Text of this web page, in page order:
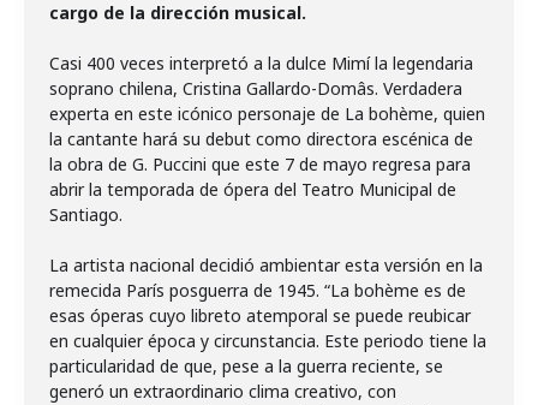
cargo de la dirección musical.
Casi 400 veces interpretó a la dulce Mimí la legendaria
soprano chilena, Cristina Gallardo-Domâs. Verdadera
experta en este icónico personaje de La bohème, quien
la cantante hará su debut como directora escénica de
la obra de G. Puccini que este 7 de mayo regresa para
abrir la temporada de ópera del Teatro Municipal de
Santiago.
La artista nacional decidió ambientar esta versión en la
remecida París posguerra de 1945. “La bohème es de
esas óperas cuyo libreto atemporal se puede reubicar
en cualquier época y circunstancia. Este periodo tiene la
particularidad de que, pese a la guerra reciente, se
generó un extraordinario clima creativo, con